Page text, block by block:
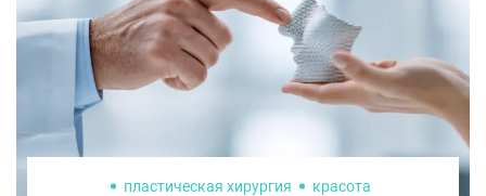
пластическая хирургия красота